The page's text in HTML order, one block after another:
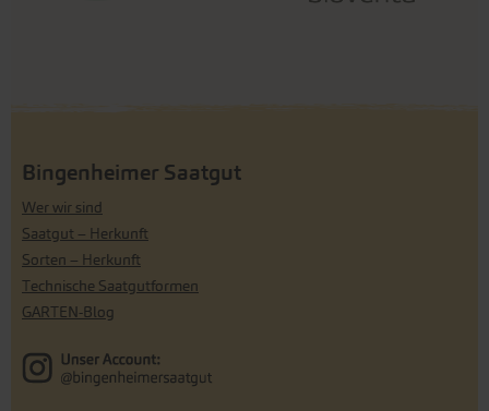
Bingenheimer Saatgut
Wer wir sind
Saatgut – Herkunft
Sorten – Herkunft
Technische Saatgutformen
GARTEN-Blog